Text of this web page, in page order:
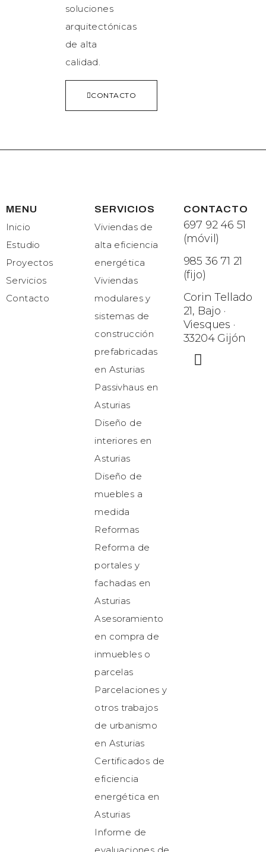
soluciones
arquitectónicas
de alta
calidad.
CONTACTO
MENU
Inicio
Estudio
Proyectos
Servicios
Contacto
SERVICIOS
Viviendas de
alta eficiencia
energética
Viviendas
modulares y
sistemas de
construcción
prefabricadas
en Asturias
Passivhaus en
Asturias
Diseño de
interiores en
Asturias
Diseño de
muebles a
medida
Reformas
Reforma de
portales y
fachadas en
Asturias
Asesoramiento
en compra de
inmuebles o
parcelas
Parcelaciones y
otros trabajos
de urbanismo
en Asturias
Certificados de
eficiencia
energética en
Asturias
Informe de
CONTACTO
697 92 46 51
(móvil)
985 36 71 21
(fijo)
Corin Tellado
21, Bajo ·
Viesques ·
33204 Gijón